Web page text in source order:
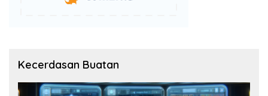
Kecerdasan Buatan